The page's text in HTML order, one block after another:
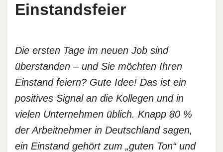
Einstandsfeier
Die ersten Tage im neuen Job sind
überstanden – und Sie möchten Ihren
Einstand feiern? Gute Idee! Das ist ein
positives Signal an die Kollegen und in
vielen Unternehmen üblich. Knapp 80 %
der Arbeitnehmer in Deutschland sagen,
ein Einstand gehört zum „guten Ton“ und